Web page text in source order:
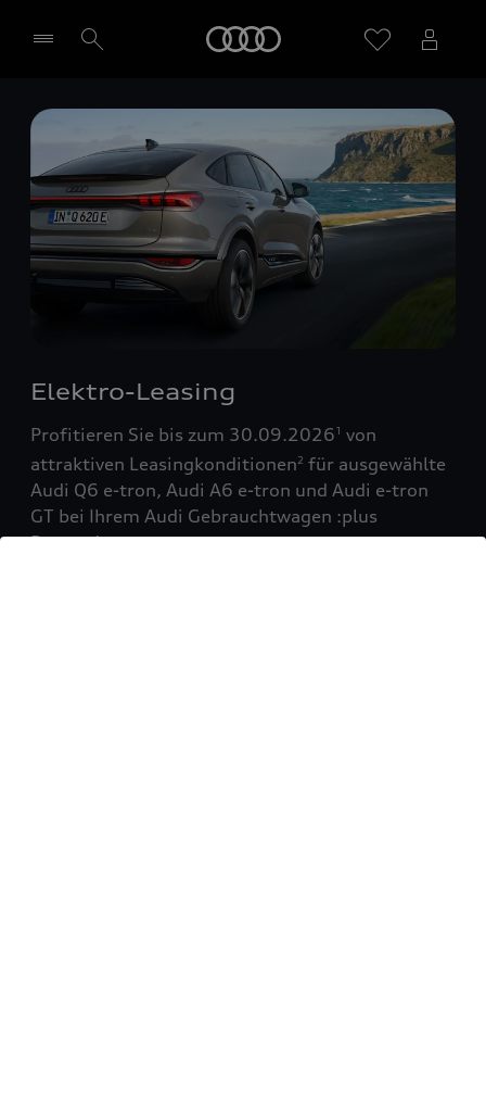
Händler wählen
Elektro-Leasing
Profitieren Sie bis zum 30.09.20261 von
attraktiven Leasingkonditionen2 für ausgewählte
Audi Q6 e-tron, Audi A6 e-tron und Audi e-tron
GT bei Ihrem Audi Gebrauchtwagen :plus
Partner!